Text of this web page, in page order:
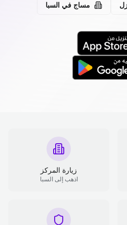
مساج في السبا
زيارة المركز
اذهب إلى السبا